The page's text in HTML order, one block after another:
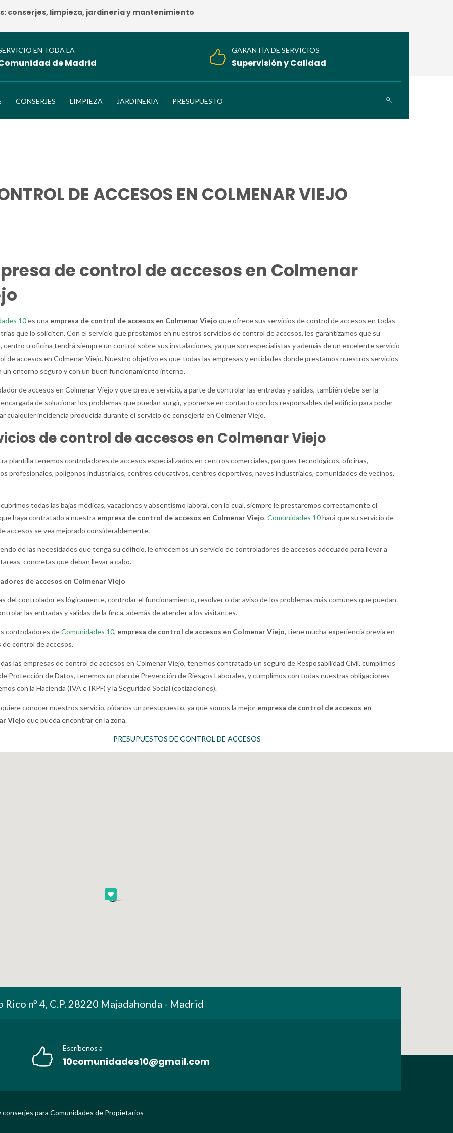
conserjes, limpieza, jardinería y mantenimiento
EN TODA LA
de Madrid
GARANTÍA DE SERVICIOS
Supervisión y Calidad
CONSERJES LIMPIEZA JARDINERIA PRESUPUESTO
DE ACCESOS EN COLMENAR VIEJO
de control de accesos en Colmenar
10es una empresa de control de accesos en Colmenar Viejo que ofrece sus servicios de control de accesos en todas
que lo soliciten. Con el servicio que prestamos en nuestros servicios de control de accesos, les garantizamos que su
centro u oficina tendrá siempre un control sobre sus instalaciones, ya que son especialistas y además de un excelente servicio
de accesos en Colmenar Viejo. Nuestro objetivo es que todas las empresas y entidades donde prestamos nuestros servicios
un entorno seguro y con un buen funcionamiento interno.
de accesos en Colmenar Viejo y que preste servicio, a parte de controlar las entradas y salidas, también debe ser la
de solucionar los problemas que puedan surgir, y ponerse en contacto con los responsables del edificio para poder
cualquier incidencia producida durante el servicio de consejería en Colmenar Viejo.
de control de accesos en Colmenar Viejo
plantilla tenemos controladores de accesos especializados en centros comerciales, parques tecnológicos, oficinas,
profesionales, poligonos industriales, centros educativos, centros deportivos, naves industriales, comunidades de vecinos,
todas las bajas médicas, vacaciones y absentismo laboral, con lo cual, siempre le prestaremos correctamente el
haya contratado a nuestra empresa de control de accesos en Colmenar Viejo.Comunidades 10hará que su servicio de
accesos se vea mejorado considerablemente.
de las necesidades que tenga su edificio, le ofrecemos un servicio de controladores de accesos adecuado para llevar a
concretas que deban llevar a cabo.
de accesos en Colmenar Viejo
del controlador es lógicamente, controlar el funcionamiento, resolver o dar aviso de los problemas más comunes que puedan
las entradas y salidas de la finca, además de atender a los visitantes.
controladores deComunidades 10, empresa de control de accesos en Colmenar Viejo, tiene mucha experiencia previa en
de control de accesos.
las empresas de control de accesos en Colmenar Viejo, tenemos contratado un seguro de Resposabilidad Civil, cumplimos
Protección de Datos, tenemos un plan de Prevención de Riesgos Laborales, y cumplimos con todas nuestras obligaciones
con la Hacienda (IVA e IRPF) y la Seguridad Social (cotizaciones).
conocer nuestros servicio, pídanos un presupuesto, ya que somos la mejor empresa de control de accesos en
Viejo que pueda encontrar en la zona.
PRESUPUESTOS DE CONTROL DE ACCESOS
Rico nº 4, C.P. 28220 Majadahonda - Madrid
Escribenos a
10comunidades10@gmail.com
para Comunidades de Propietarios